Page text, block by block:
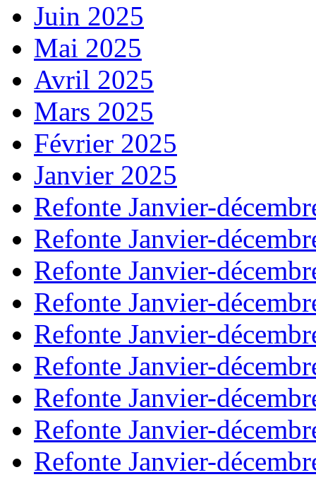
Juin 2025
Mai 2025
Avril 2025
Mars 2025
Février 2025
Janvier 2025
Refonte Janvier-
Refonte Janvier-
Refonte Janvier-
Refonte Janvier-
Refonte Janvier-
Refonte Janvier-
Refonte Janvier-
Refonte Janvier-
Refonte Janvier-